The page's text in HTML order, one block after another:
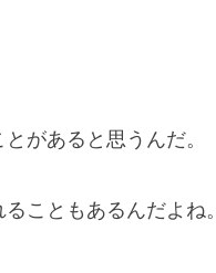
があると思うんだ。
こともあるんだよね。